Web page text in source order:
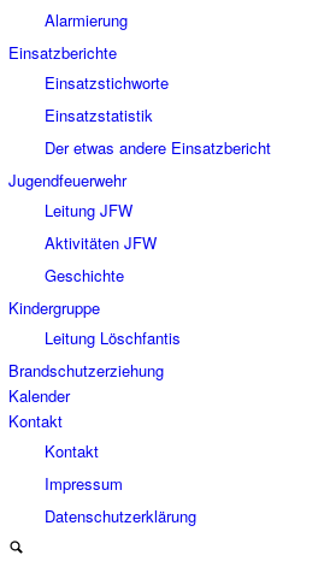
Alarmierung
Einsatzberichte
Einsatzstichworte
Einsatzstatistik
Der etwas andere Einsatzbericht
Jugendfeuerwehr
Leitung JFW
Aktivitäten JFW
Geschichte
Kindergruppe
Leitung Löschfantis
Brandschutzerziehung
Kalender
Kontakt
Kontakt
Impressum
Datenschutzerklärung